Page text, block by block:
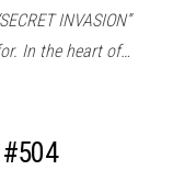
INVASION”
In the heart of…